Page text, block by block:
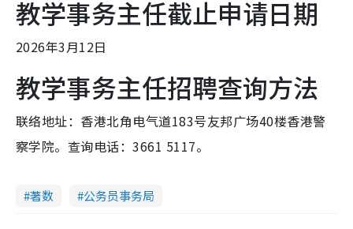
教学事务主任截止申请日期
2026年3月12日
教学事务主任招聘查询方法
联络地址：香港北角电气道183号友邦广场40楼香港警
察学院。查询电话：3661 5117。
著数 公务员事务局